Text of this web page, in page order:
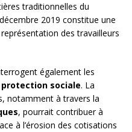
traditionnelles du
2019 constitue une
des travailleurs
également les
sociale. La
notamment à travers la
, pourrait contribuer à
à l’érosion des cotisations